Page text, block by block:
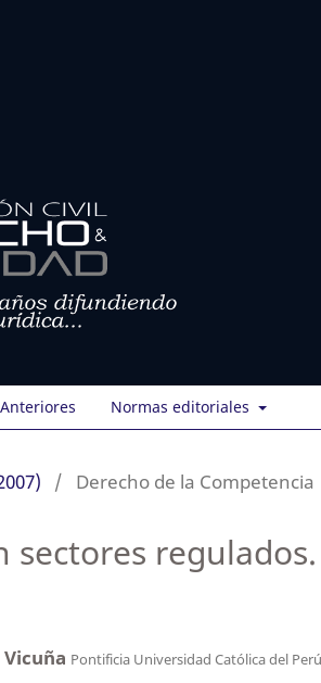
Anteriores Normas editoriales
/ Derecho de la Competencia
sectores
Pontificia Universidad Católica del Perú